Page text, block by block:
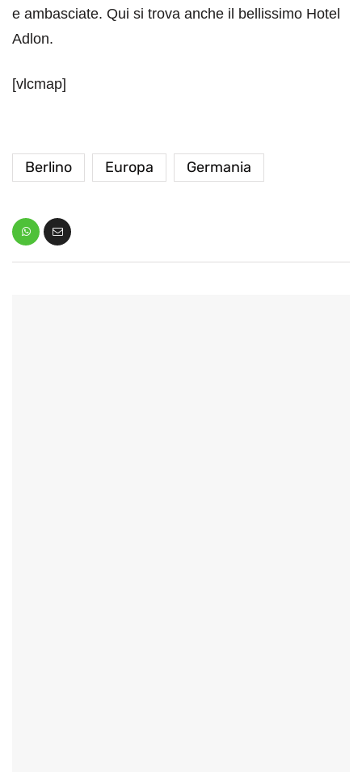
e ambasciate. Qui si trova anche il bellissimo Hotel
Adlon.
[vlcmap]
Berlino Europa Germania